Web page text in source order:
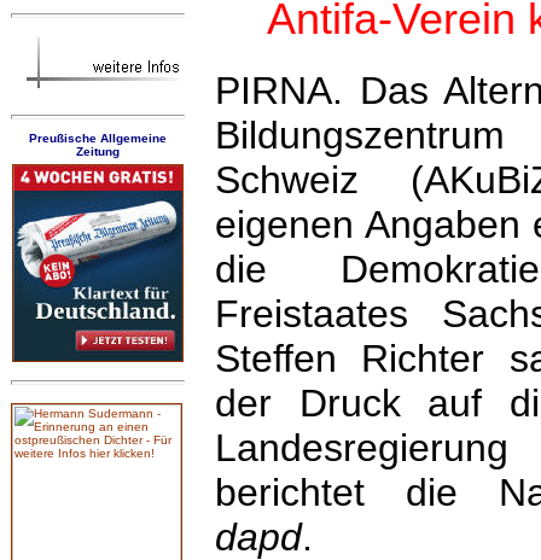
Preußische Allgemeine
Zeitung
Antifa-Verein
PIRNA. Das
Schweiz
eigenen Angaben
die
Freistaates
Steffen Richter
der Druck auf
berichtet die
dapd.